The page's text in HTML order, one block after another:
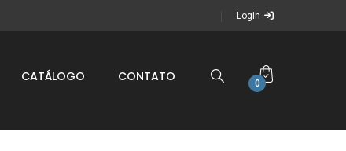
Login
CATÁLOGO CONTATO 0